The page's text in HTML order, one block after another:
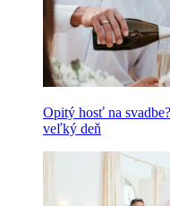
Opitý hosť na
veľký deň